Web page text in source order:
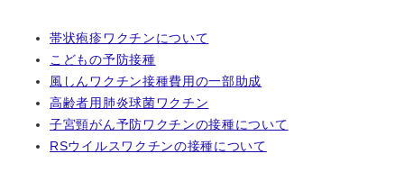
帯状疱疹ワクチンについて
こどもの予防接種
風しんワクチン接種費用の一部助成
高齢者用肺炎球菌ワクチン
子宮頸がん予防ワクチンの接種について
RSウイルスワクチンの接種について